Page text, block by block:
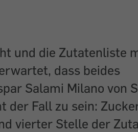
und die Zutatenliste
dass beides
Salami Milano von
der Fall zu sein:
vierter Stelle der